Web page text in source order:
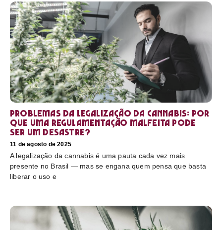
Problemas da legalização da cannabis: por
que uma regulamentação malfeita pode
ser um desastre?
11 de agosto de 2025
A legalização da cannabis é uma pauta cada vez mais
presente no Brasil — mas se engana quem pensa que basta
liberar o uso e